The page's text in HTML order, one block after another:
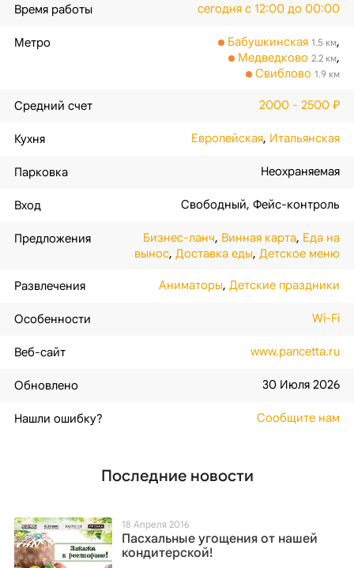
Время работы сегодня с 12:00 до 00:00
Метро Бабушкинская 1.5 км,
Медведково 2.2 км,
Свиблово 1.9 км
Средний счет 2000 - 2500 ₽
Кухня Европейская, Итальянская
Парковка Неохраняемая
Вход Свободный,Фейс-контроль
Предложения Бизнес-ланч, Винная карта, Еда на
вынос,Доставка еды,Детское меню
Развлечения Аниматоры,Детские праздники
Особенности Wi-Fi
Веб-сайт www.pancetta.ru
Обновлено 30 Июля 2026
Нашли ошибку? Сообщите нам
Последние новости
18 Апреля 2016
Пасхальные угощения от нашей
кондитерской!